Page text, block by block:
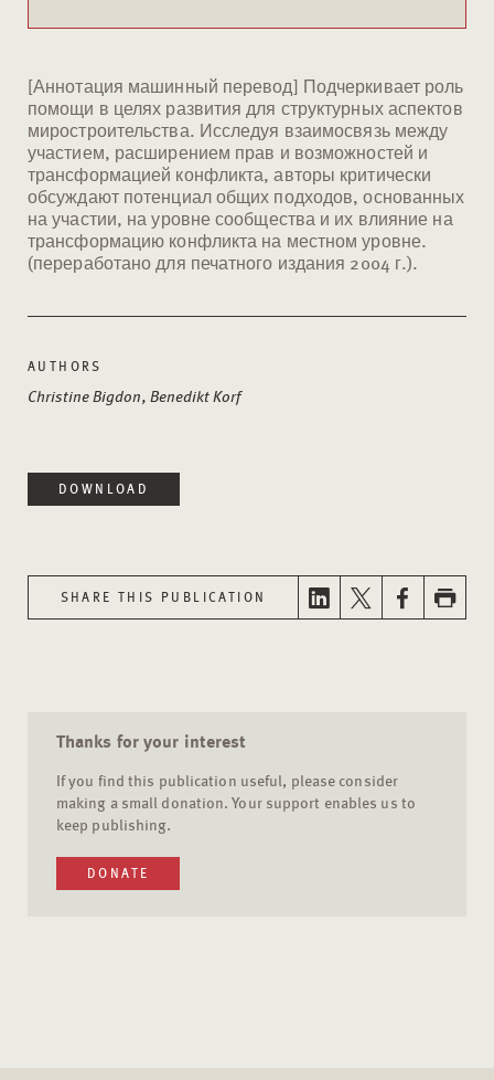
[Аннотация машинный перевод] Подчеркивает роль
помощи в целях развития для структурных аспектов
миростроительства. Исследуя взаимосвязь между
участием, расширением прав и возможностей и
трансформацией конфликта, авторы критически
обсуждают потенциал общих подходов, основанных
на участии, на уровне сообщества и их влияние на
трансформацию конфликта на местном уровне.
(переработано для печатного издания 2004 г.).
AUTHORS
Christine Bigdon, Benedikt Korf
DOWNLOAD
SHARE THIS PUBLICATION
Thanks for your interest
If you find this publication useful, please consider
making a small donation. Your support enables us to
keep publishing.
DONATE